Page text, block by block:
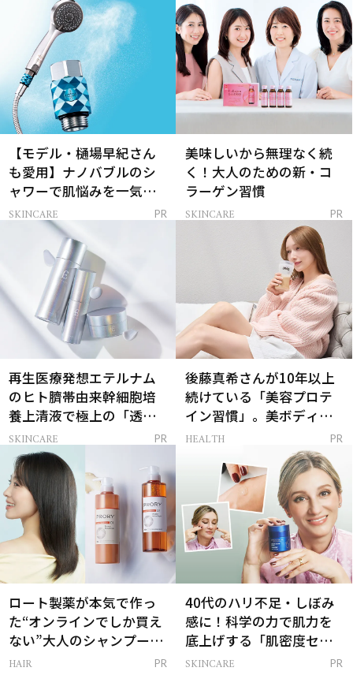
【モデル・樋場早紀さん
も愛用】ナノバブルのシ
ャワーで肌悩みを一気に
解決
SKINCARE PR
美味しいから無理なく続
く！大人のための新・コ
ラーゲン習慣
SKINCARE PR
再生医療発想エテルナム
のヒト臍帯由来幹細胞培
養上清液で極上の「透明
感ハリ肌」へ
SKINCARE PR
後藤真希さんが10年以上
続けている「美容プロテ
イン習慣」。美ボディを
支える朝ルーティンと
HEALTH PR
ロート製薬が本気で作っ
た“オンラインでしか買え
ない”大人のシャンプー＆
トリートメントって？
HAIR PR
40代のハリ不足・しぼみ
感に！科学の力で肌力を
底上げする「肌密度セラ
ム」
SKINCARE PR